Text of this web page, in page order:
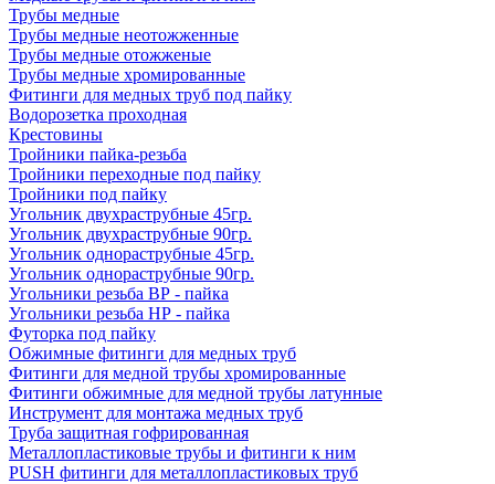
Трубы медные
Трубы медные неотожженные
Трубы медные отожженые
Трубы медные хромированные
Фитинги для медных труб под пайку
Водорозетка проходная
Крестовины
Тройники пайка-резьба
Тройники переходные под пайку
Тройники под пайку
Угольник двухраструбные 45гр.
Угольник двухраструбные 90гр.
Угольник однораструбные 45гр.
Угольник однораструбные 90гр.
Угольники резьба ВР - пайка
Угольники резьба НР - пайка
Футорка под пайку
Обжимные фитинги для медных труб
Фитинги для медной трубы хромированные
Фитинги обжимные для медной трубы латунные
Инструмент для монтажа медных труб
Труба защитная гофрированная
Металлопластиковые трубы и фитинги к ним
PUSH фитинги для металлопластиковых труб